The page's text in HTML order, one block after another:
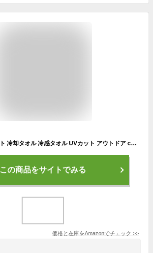
Xingmeng 4枚セット 冷却タオル 冷感タオル UVカット アウトドア color4
この商品をサイトでみる
価格と在庫をAmazonでチェック >>